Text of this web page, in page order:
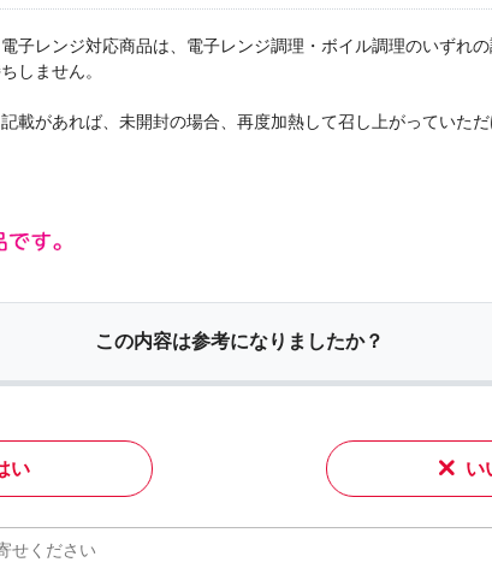
子レンジ対応商品は、電子レンジ調理・ボイル調理のいずれ
しません。
載があれば、未開封の場合、再度加熱して召し上がっていた
この内容は参考になりましたか？
い い